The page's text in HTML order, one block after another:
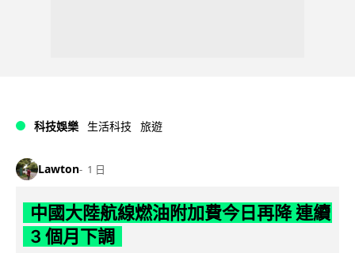
科技娛樂 生活科技 旅遊
Lawton 1 日
中國大陸航線燃油附加費今日再降 連續
3 個月下調